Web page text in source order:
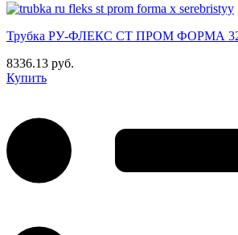
Трубка РУ-ФЛЕКС СТ ПРОМ ФОРМА
8336.13 руб.
Купить